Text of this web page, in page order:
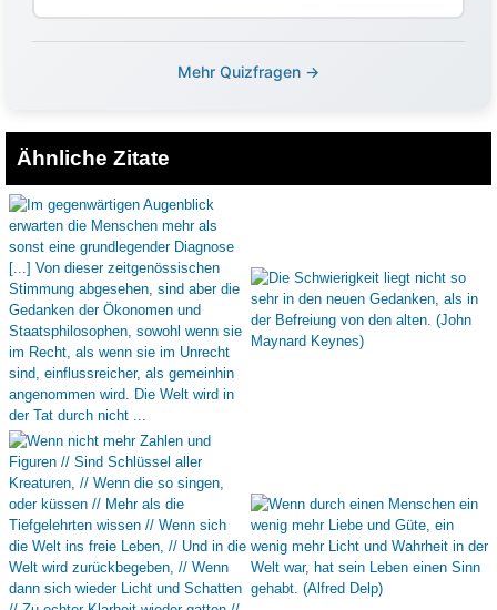
Mehr Quizfragen →
Ähnliche Zitate